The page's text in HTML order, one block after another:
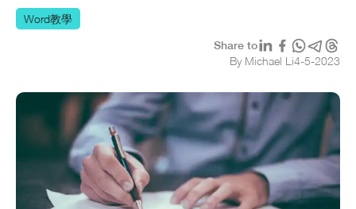
Word教學
Share to
By Michael Li4-5-2023